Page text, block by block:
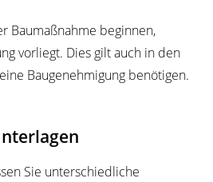
Baumaßnahme beginnen,
vorliegt. Dies gilt auch in den
Baugenehmigung benötigen.
Sie unterschiedliche